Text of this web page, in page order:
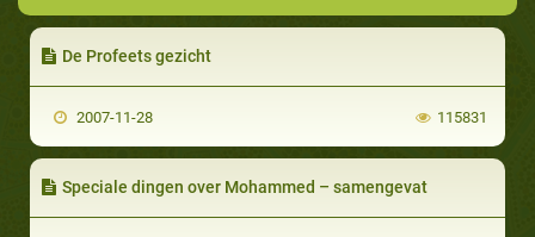
De Profeets gezicht
2007-11-28 115831
Speciale dingen over Mohammed – samengevat